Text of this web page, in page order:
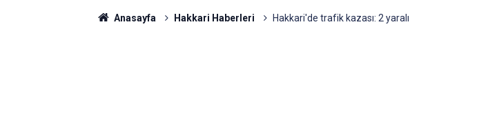
Anasayfa Hakkari Haberleri Hakkari'de trafik kazası: 2 yaralı